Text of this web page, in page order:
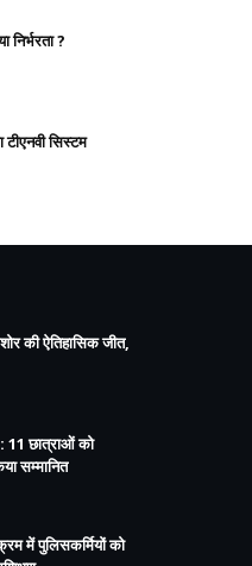
निर्भरता ?
टीएनवी सिस्टम
की ऐतिहासिक जीत,
: 11 छात्राओं को
सम्मानित
में पुलिसकर्मियों को